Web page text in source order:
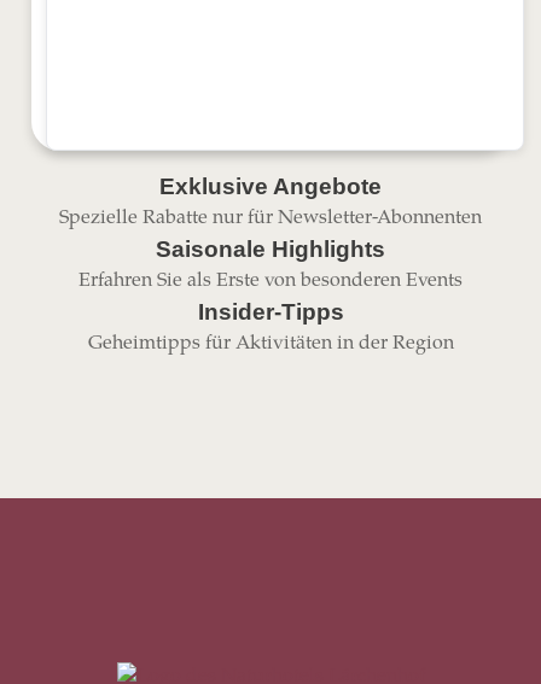
Exklusive Angebote
Spezielle Rabatte nur für Newsletter-Abonnenten
Saisonale Highlights
Erfahren Sie als Erste von besonderen Events
Insider-Tipps
Geheimtipps für Aktivitäten in der Region